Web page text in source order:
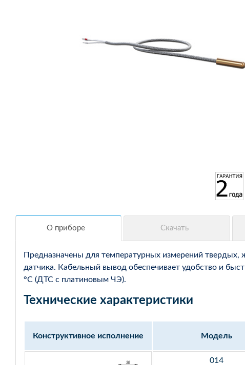
Предназначены для температурных измерений твердых,
датчика. Кабельный вывод обеспечивает удобство и
°С (ДТС с платиновым ЧЭ).
Технические характеристики
Конструктивное исполнение Модель
014